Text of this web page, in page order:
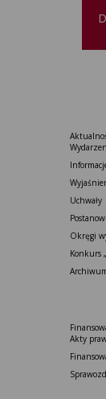
Uchwały
Okręgi
Konkurs
Akty